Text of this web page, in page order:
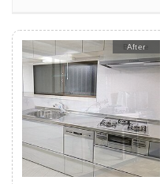
After